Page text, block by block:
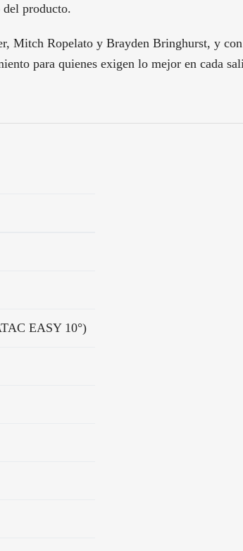
producto.
Mitch Ropelato y Brayden Bringhurst, y
para quienes exigen lo mejor en cada
EASY 10°)